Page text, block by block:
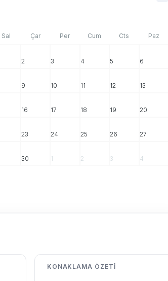
Sal Çar Per Cum Cts Paz
2 3 4 5 6
9 10 11 12 13
16 17 18 19 20
23 24 25 26 27
30 1 2 3 4
KONAKLAMA ÖZETI